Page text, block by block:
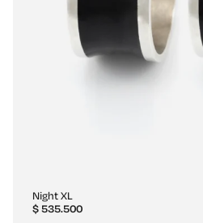
Night XL
$535.500